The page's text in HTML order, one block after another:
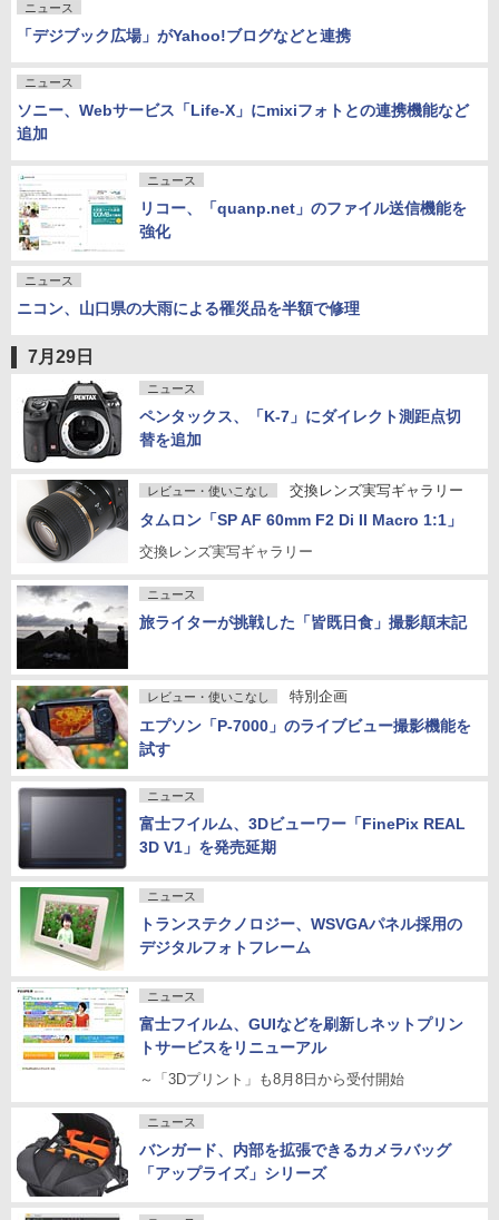
ニュース
「デジブック広場」がYahoo!ブログなどと連携
ニュース
ソニー、Webサービス「Life-X」にmixiフォトとの連携機能など
追加
ニュース
リコー、「quanp.net」のファイル送信機能を
強化
ニュース
ニコン、山口県の大雨による罹災品を半額で修理
7月29日
ニュース
ペンタックス、「K-7」にダイレクト測距点切
替を追加
レビュー・使いこなし 交換レンズ実写ギャラリー
タムロン「SP AF 60mm F2 Di II Macro 1:1」
交換レンズ実写ギャラリー
ニュース
旅ライターが挑戦した「皆既日食」撮影顛末記
レビュー・使いこなし 特別企画
エプソン「P-7000」のライブビュー撮影機能を
試す
ニュース
富士フイルム、3Dビューワー「FinePix REAL
3D V1」を発売延期
ニュース
トランステクノロジー、WSVGAパネル採用の
デジタルフォトフレーム
ニュース
富士フイルム、GUIなどを刷新しネットプリン
トサービスをリニューアル
～「3Dプリント」も8月8日から受付開始
ニュース
バンガード、内部を拡張できるカメラバッグ
「アップライズ」シリーズ